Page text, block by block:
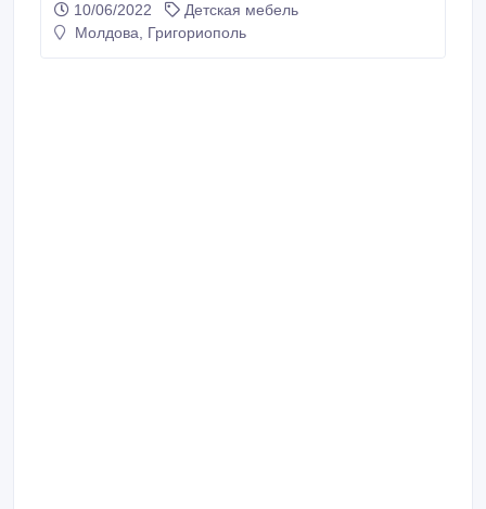
10/06/2022
Детская мебель
Молдова, Григориополь